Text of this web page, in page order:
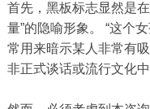
首先，黑板标志显然是
量”的隐喻形象。 “这个
常用来暗示某人非常有
非正式谈话或流行文化中